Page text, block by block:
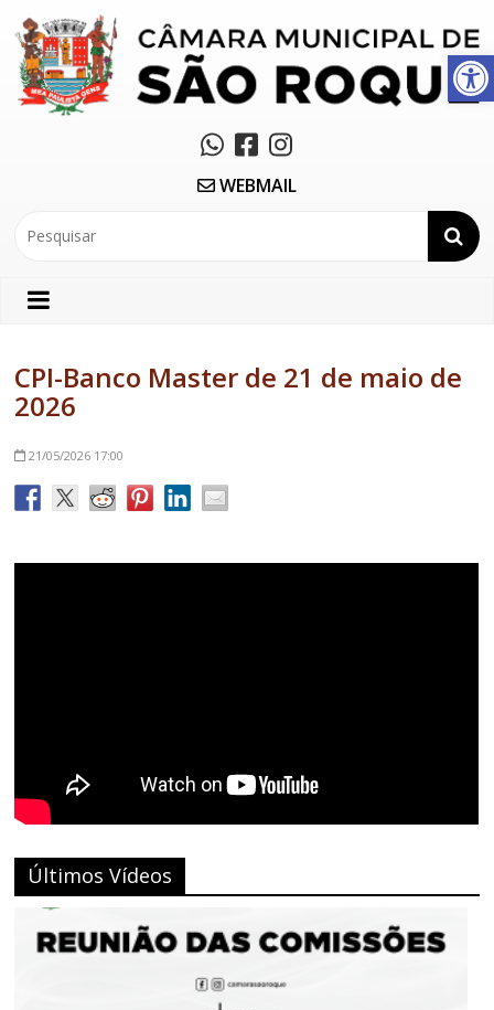
Abrir a barra de ferramentas
WEBMAIL
CPI-Banco Master de 21 de maio de
2026
21/05/2026 17:00
Últimos Vídeos